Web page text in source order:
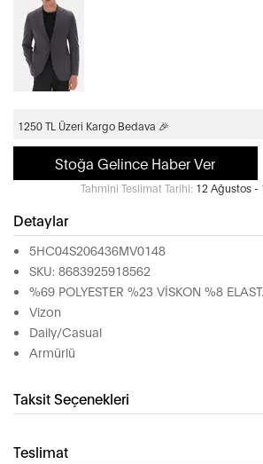
1250 TL Üzeri Kargo Bedava 🎉
Stoğa Gelince Haber Ver
Tahmini Teslimat Tarihi: 12 Ağustos -
Detaylar
5HC04S206436MV0148
SKU: 8683925918562
%69 POLYESTER %23 VİSKON %8
Vizon
Daily/Casual
Armürlü
Taksit Seçenekleri
Teslimat